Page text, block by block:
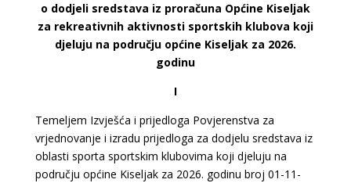
o dodjeli sredstava iz proračuna Općine Kiseljak
za rekreativnih aktivnosti sportskih klubova koji
djeluju na području općine Kiseljak za 2026.
godinu
I
Temeljem Izvješća i prijedloga Povjerenstva za
vrjednovanje i izradu prijedloga za dodjelu sredstava iz
oblasti sporta sportskim klubovima koji djeluju na
području općine Kiseljak za 2026. godinu broj 01-11-